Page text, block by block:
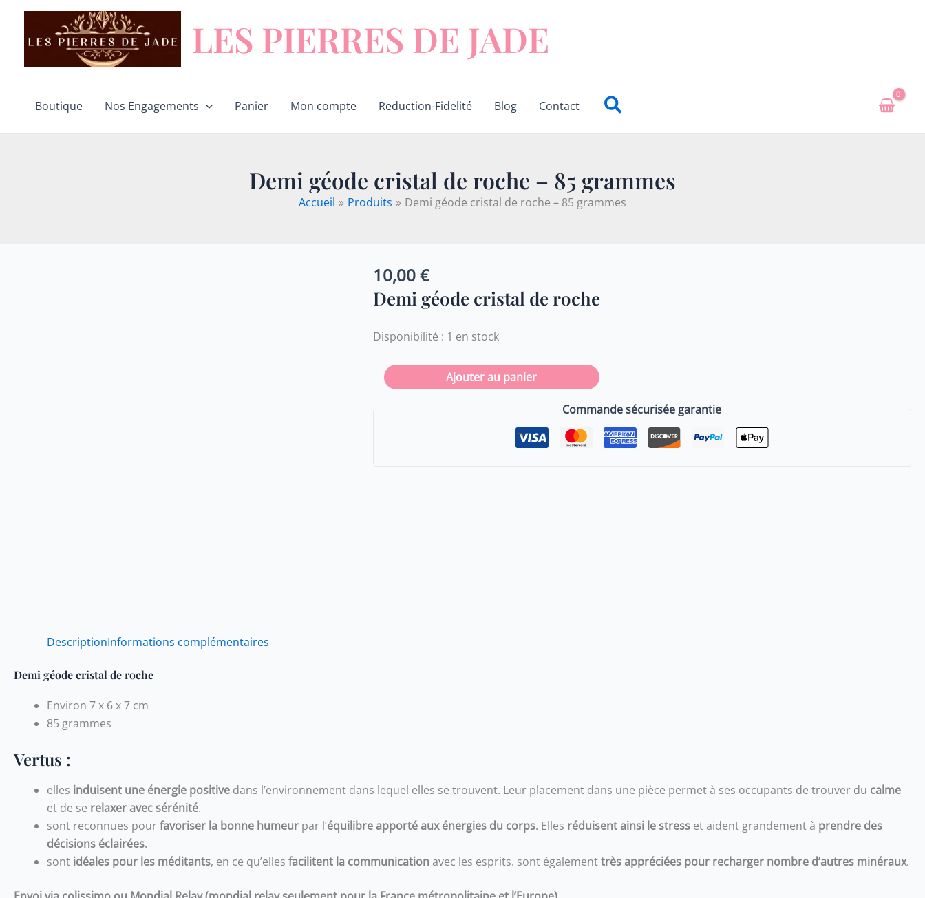
contenu
LES PIERRES DE JADE
Boutique Nos Engagements Panier Mon compte Reduction-Fidelité Blog Contact Rechercher
Demi géode cristal de roche – 85 grammes
Accueil Produits Demi géode cristal de roche – 85 grammes
10,00€
Demi géode cristal de roche
Disponibilité : 1 en stock
quantité
de
Demi
géode
cristal
roche
Ajouter au panier
Commande sécurisée garantie
DescriptionInformations complémentaires
Demi géode cristal de roche
Environ 7 x 6 x 7 cm
85 grammes
Vertus :
elles induisent une énergie positive dans l’environnement dans lequel elles se trouvent. Leur placement dans une pièce permet à ses occupants de trouver du calme
et de se relaxer avec sérénité.
sont reconnues pourfavoriser la bonne humeur par l’équilibre apporté aux énergies du corps. Elles réduisent ainsi le stress et aident grandement à prendre des
décisions éclairées.
sont idéales pour les méditants, en ce qu’elles facilitent la communication avec les esprits. sont égalementtrès appréciées pour recharger nombre d’autres minéraux.